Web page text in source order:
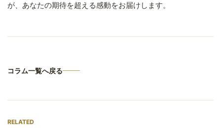
が、あなたの期待を超える感動をお届けします。
コラム一覧へ戻る
RELATED